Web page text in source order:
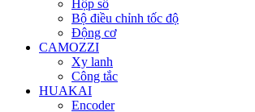
Hộp số
Bộ điều chỉnh tốc độ
Động cơ
CAMOZZI
Xy lanh
Công tắc
HUAKAI
Encoder